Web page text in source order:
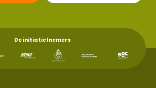
De initiatiefnemers